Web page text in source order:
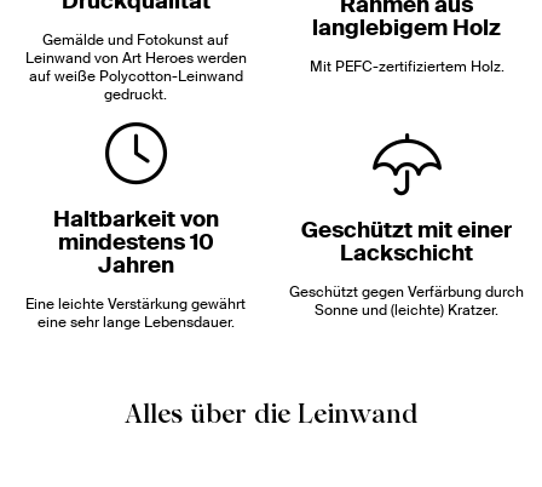
Gemälde und Fotokunst auf
Leinwand von Art Heroes werden
auf weiße Polycotton-Leinwand
gedruckt.
langlebigem Holz
Mit PEFC-zertifiziertem Holz.
Haltbarkeit von
mindestens 10
Jahren
Eine leichte Verstärkung gewährt
eine sehr lange Lebensdauer.
Geschützt mit einer
Lackschicht
Geschützt gegen Verfärbung durch
Sonne und (leichte) Kratzer.
Alles über die Leinwand